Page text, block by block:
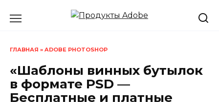
ГЛАВНАЯ » ADOBE PHOTOSHOP
«Шаблоны винных бутылок
в формате PSD —
Бесплатные и платные